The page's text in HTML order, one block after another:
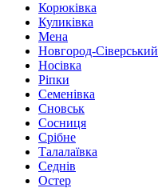
Корюківка
Куликівка
Мена
Новгород-Сіверський
Носівка
Ріпки
Семенівка
Сновськ
Сосниця
Срібне
Талалаївка
Седнів
Остер